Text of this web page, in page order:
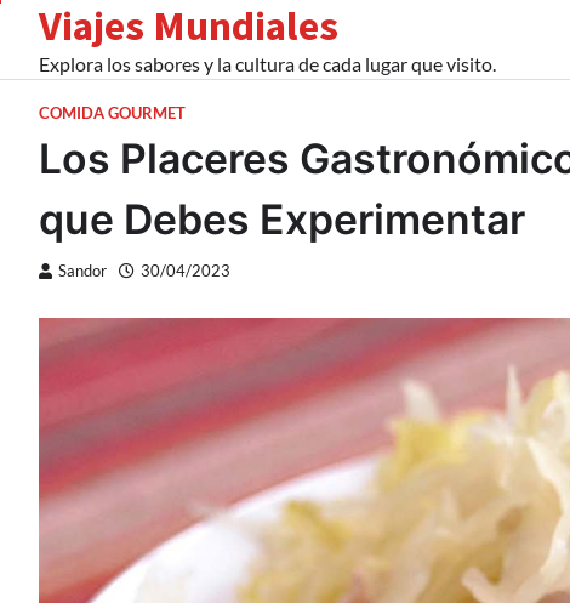
content
Viajes Mundiales
Explora los sabores y la cultura de cada lugar que visito.
COMIDA GOURMET
Los Placeres
que Debes Experimentar
Sandor 30/04/2023